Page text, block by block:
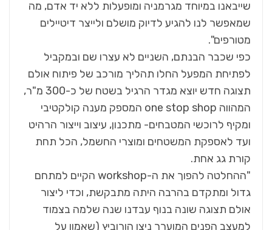
שייבאנו במיוחד מגרמניה ומופעלות ללא יד אדם, מה
שמאפשר לנו להגיע לדיוק מושלם ולייצר דיטיילים
מטורפים".
כפי שכבר הבנתם, השניים לא עצרו שם ובמקביל
לפתיחת המפעל החלו תהליך מורכב של פיתוח אולם
תצוגה חדש יוצא מגדר הרגיל בשטח של כ-300 מ"ר,
המהווה one stop shop המספק מענה קולקטיבי
ומקיף לרוכשי המטבחים- מתכנון, עיצוב וייצור הרהיט
ועד לאספקת המשטחים ומוצרי החשמל, הכל תחת
קורת גג אחת.
"ההחלטה להפוך את ה-workshop הקיים למתחם
גדול ומתקדם בהרבה היתה מתבקשת, וכדי ליצור
אולם תצוגה שונה בנוף עבדנו שנה שלמה בצמוד
למעצב הפנים המוערך ניצן הורוביץ (שאמון על